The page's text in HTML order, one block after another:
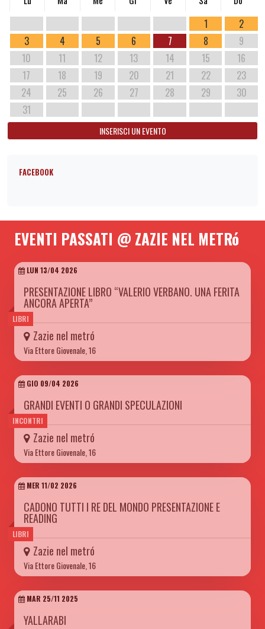
1
2
3
4 5 6 7 8
9
10
11 12 13 14 15
16
17
18 19 20 21 22
23
24
25 26 27 28 29
30
31
INSERISCI UN EVENTO
FACEBOOK
EVENTI PASSATI @ ZAZIE NEL METRó
LIBRI
LUN 13/04 2026
PRESENTAZIONE LIBRO “VALERIO VERBANO. UNA FERITA
ANCORA APERTA”
Zazie nel metró
Via Ettore Giovenale, 16
INCONTRI
GIO 09/04 2026
GRANDI EVENTI O GRANDI SPECULAZIONI
Zazie nel metró
Via Ettore Giovenale, 16
LIBRI
MER 11/02 2026
CADONO TUTTI I RE DEL MONDO PRESENTAZIONE E
READING
Zazie nel metró
Via Ettore Giovenale, 16
MAR 25/11 2025
YALLARABI